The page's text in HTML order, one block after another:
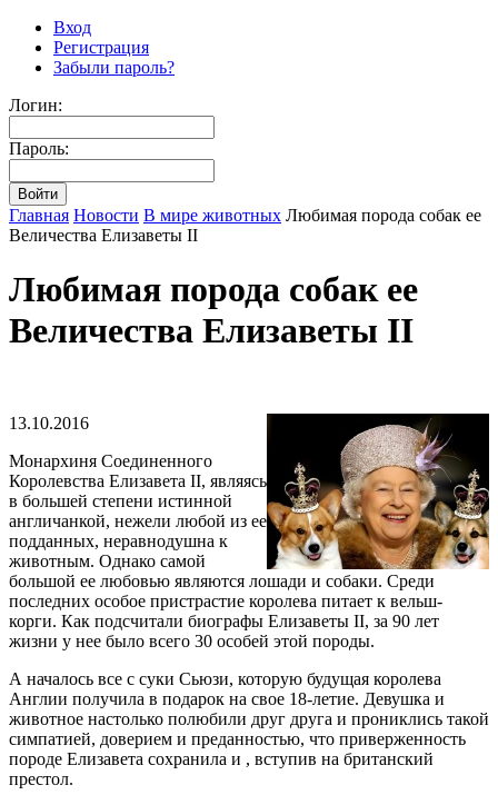
Вход
Регистрация
Забыли пароль?
Логин:
Пароль:
Главная Новости В мире животных Любимая порода собак ее
Величества Елизаветы ІІ
Любимая порода собак ее
Величества Елизаветы ІІ
13.10.2016
Монархиня Соединенного
Королевства Елизавета ІІ, являясь
в большей степени истинной
англичанкой, нежели любой из ее
подданных, неравнодушна к
животным. Однако самой
большой ее любовью являются лошади и собаки. Среди
последних особое пристрастие королева питает к вельш-
корги. Как подсчитали биографы Елизаветы ІІ, за 90 лет
жизни у нее было всего 30 особей этой породы.
А началось все с суки Сьюзи, которую будущая королева
Англии получила в подарок на свое 18-летие. Девушка и
животное настолько полюбили друг друга и прониклись такой
симпатией, доверием и преданностью, что приверженность
породе Елизавета сохранила и , вступив на британский
престол.